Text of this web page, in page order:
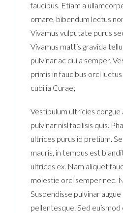
faucibus. Etiam a
ornare, bibendum lectus
Vivamus vulputate purus
Vivamus mattis gravida
pulvinar ac dui a semper.
primis in faucibus orci
cubilia Curae;
Vestibulum ultricies congue
pulvinar nisl facilisis quis.
ultrices purus id pretium.
mauris, in tempus est
ultrices ex. Nam aliquet
molestie orci semper nec.
Suspendisse pulvinar
pellentesque. Sed euismod